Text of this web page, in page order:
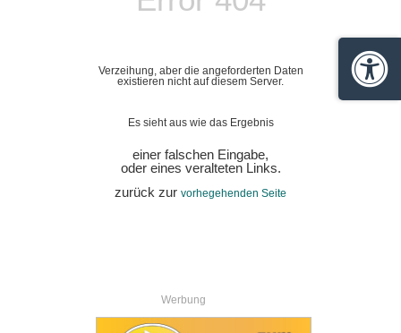
Verzeihung, aber die angeforderten Daten
existieren nicht auf diesem Server.
Es sieht aus wie das Ergebnis
einer falschen Eingabe,
oder eines veralteten Links.
zurück zur vorhegehenden Seite
Werbung